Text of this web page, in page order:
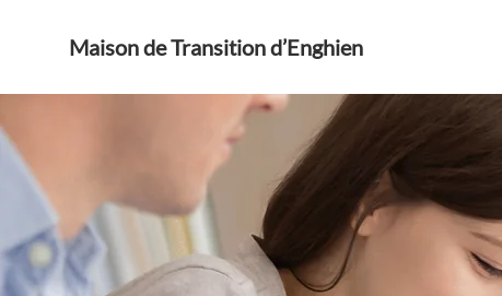
Maison de Transition d’Enghien